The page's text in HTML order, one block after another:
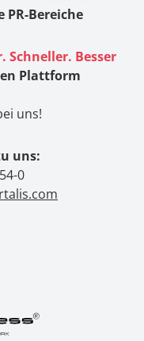
Bereiche
Schneller. Besser
Plattform
uns!
uns:
0